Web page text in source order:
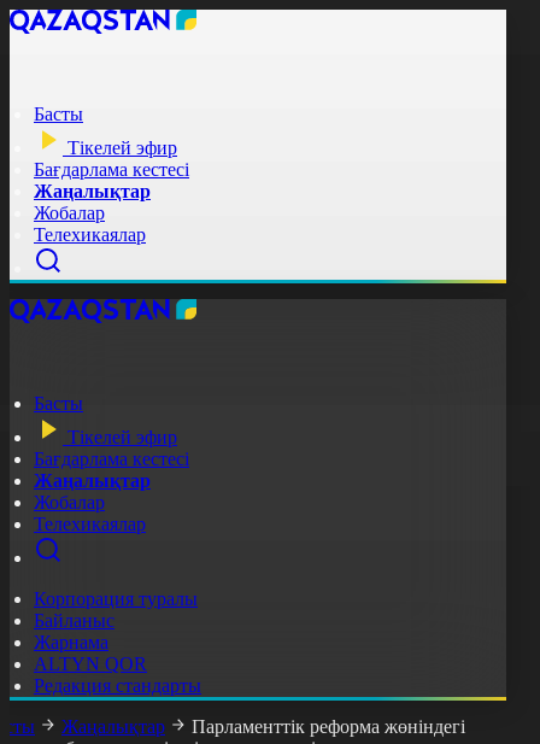
Басты
Тікелей эфир
Бағдарлама кестесі
Жаңалықтар
Жобалар
Телехикаялар
Басты
Тікелей эфир
Бағдарлама кестесі
Жаңалықтар
Жобалар
Телехикаялар
Корпорация туралы
Байланыс
Жарнама
ALTYN QOR
Редакция стандарты
Жаңалықтар
Парламенттік реформа жөніндегі